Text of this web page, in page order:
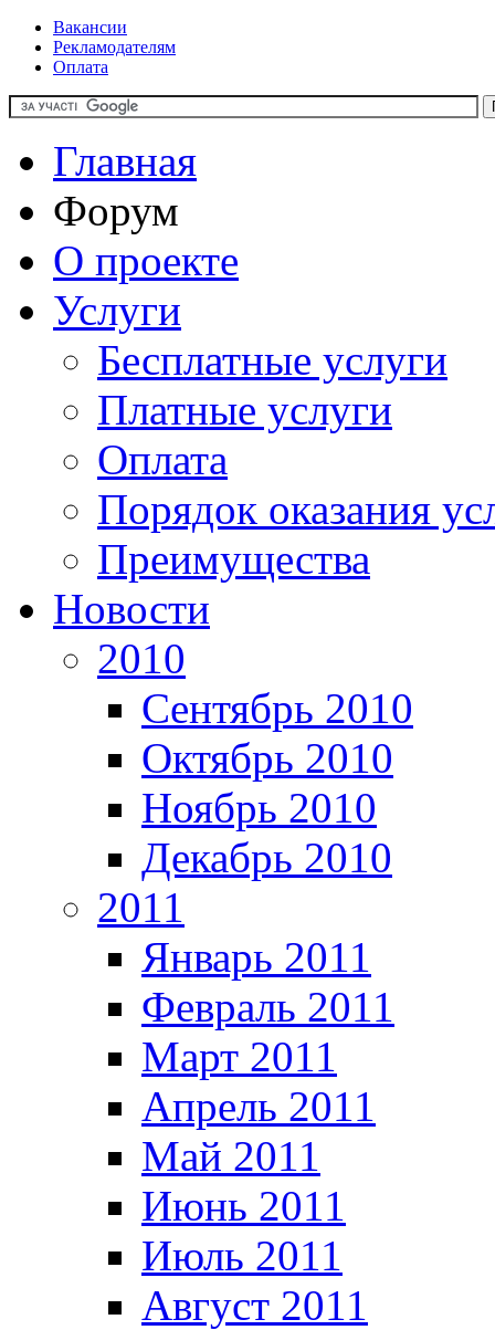
Вакансии
Рекламодателям
Оплата
Главная
Форум
О проекте
Услуги
Бесплатные услуги
Платные услуги
Оплата
Порядок оказания
Преимущества
Новости
2010
Сентябрь 2010
Октябрь 2010
Ноябрь 2010
Декабрь 2010
2011
Январь 2011
Февраль 2011
Март 2011
Апрель 2011
Май 2011
Июнь 2011
Июль 2011
Август 2011